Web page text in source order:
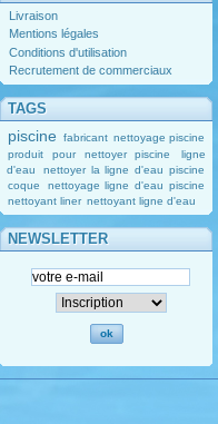
Livraison
Mentions légales
Conditions d'utilisation
Recrutement de commerciaux
TAGS
piscine fabricant nettoyage piscine
produit pour nettoyer piscine
ligne
d'eau
nettoyer la ligne d'eau piscine
coque
nettoyage ligne d'eau piscine
nettoyant liner nettoyant ligne d'eau
NEWSLETTER